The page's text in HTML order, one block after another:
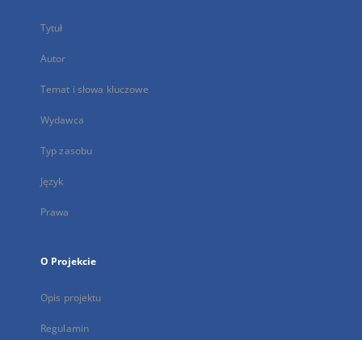
Tytuł
Autor
Temat i słowa kluczowe
Wydawca
Typ zasobu
Język
Prawa
O Projekcie
Opis projektu
Regulamin